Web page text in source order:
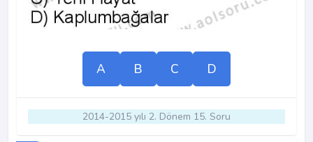
A B C D
2014-2015 yılı 2. Dönem 15. Soru